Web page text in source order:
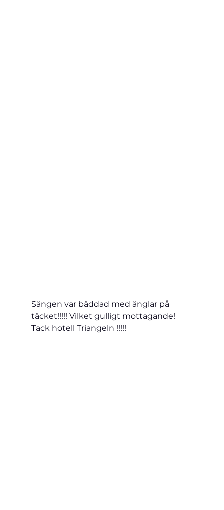
Sängen var bäddad med änglar på
täcket!!!!! Vilket gulligt mottagande!
Tack hotell Triangeln !!!!!